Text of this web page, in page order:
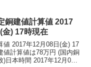
銅建値計算値 2017
金) 17時現在
値 2017年12月08日(金) 17
値計算値は78万円 (国内銅
日本時間 2017年12月08